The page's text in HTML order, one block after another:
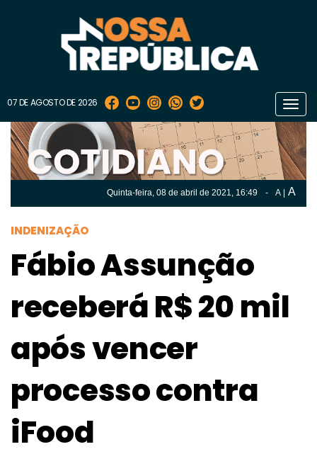
07 DE AGOSTO DE 2026
Quinta-feira, 08 de abril de 2021, 16:49 - A A
INDENIZAÇÃO
Fábio Assunção
receberá R$ 20 mil
após vencer
processo contra
iFood